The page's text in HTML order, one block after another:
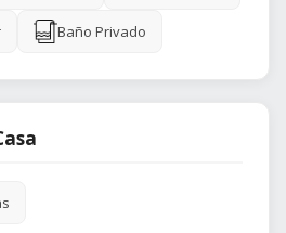
Baño Privado